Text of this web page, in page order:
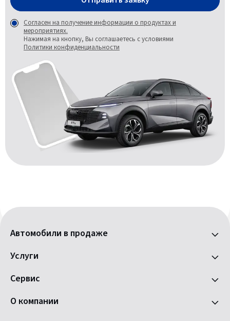
Согласен на получение информации о продуктах и
мероприятиях.
Нажимая на кнопку, Вы соглашаетесь с условиями
Политики конфиденциальности
Автомобили в продаже
Услуги
Сервис
О компании